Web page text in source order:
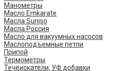
Манометры
Масло Emkarate
Масла Suniso
Масла Россия
Масло для вакуумных насосов
Маслоподъемные петли
Припой
Термометры
Течеискатели, УФ добавки